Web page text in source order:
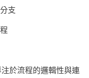
支
於流程的邏輯性與連